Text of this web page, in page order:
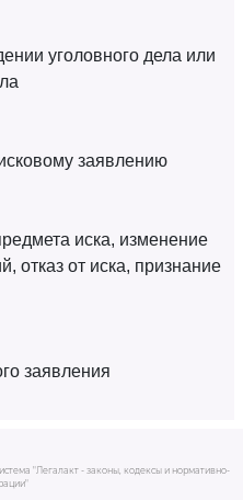
уголовного дела или
заявлению
иска, изменение
отказ от иска, признание
заявления
"Легалакт - законы, кодексы и нормативно-